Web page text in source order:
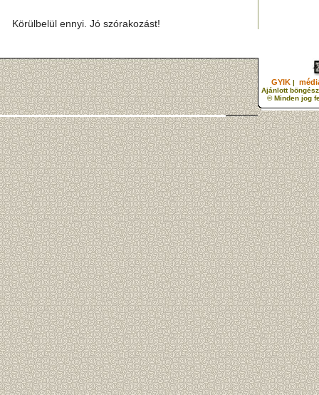
Körülbelül ennyi. Jó szórakozást!
GYIK |
Ajánlott
© Minden jog